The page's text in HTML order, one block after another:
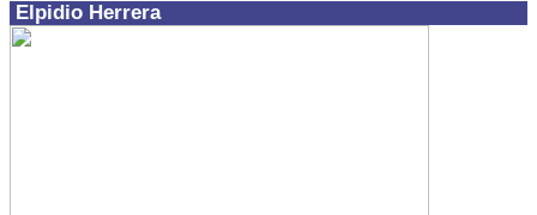
Elpidio Herrera